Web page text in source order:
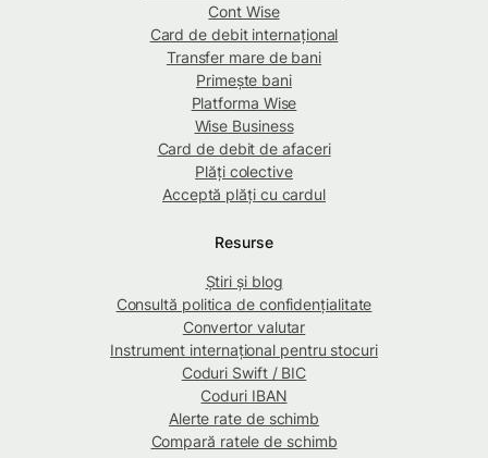
Cont Wise
Card de debit internațional
Transfer mare de bani
Primește bani
Platforma Wise
Wise Business
Card de debit de afaceri
Plăți colective
Acceptă plăți cu cardul
Resurse
Știri și blog
Consultă politica de confidențialitate
Convertor valutar
Instrument internațional pentru stocuri
Coduri Swift / BIC
Coduri IBAN
Alerte rate de schimb
Compară ratele de schimb